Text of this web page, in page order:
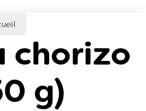
chorizo
g)